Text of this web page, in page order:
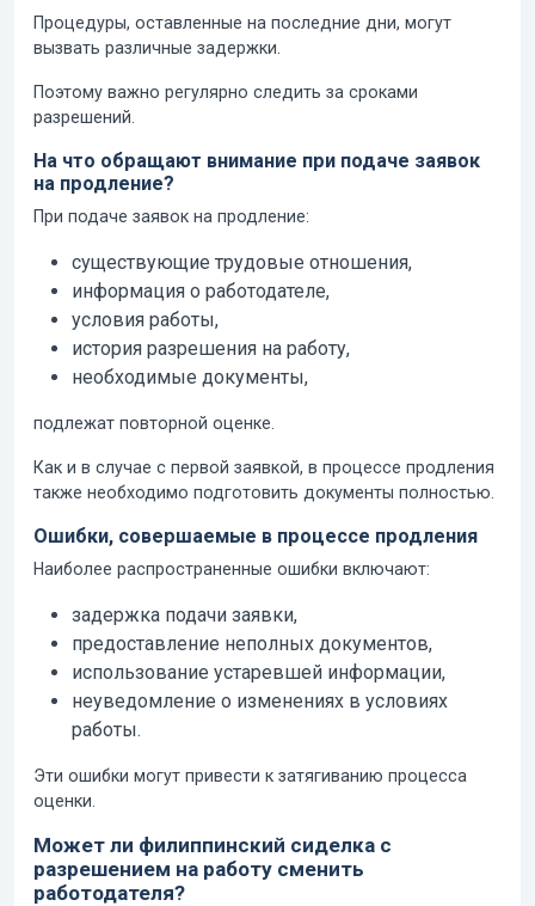
Процедуры, оставленные на последние дни, могут
вызвать различные задержки.
Поэтому важно регулярно следить за сроками
разрешений.
На что обращают внимание при подаче заявок
на продление?
При подаче заявок на продление:
существующие трудовые отношения,
информация о работодателе,
условия работы,
история разрешения на работу,
необходимые документы,
подлежат повторной оценке.
Как и в случае с первой заявкой, в процессе продления
также необходимо подготовить документы полностью.
Ошибки, совершаемые в процессе продления
Наиболее распространенные ошибки включают:
задержка подачи заявки,
предоставление неполных документов,
использование устаревшей информации,
неуведомление о изменениях в условиях
работы.
Эти ошибки могут привести к затягиванию процесса
оценки.
Может ли филиппинский сиделка с
разрешением на работу сменить
работодателя?